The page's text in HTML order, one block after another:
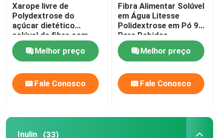
FOS de Fructooligosaccharide
Isomaltooligossacarídeo IMO
Xilooligossacarídeo XOS
Xarope livre de
Polydextrose do
açúcar dietético
solúvel da fibra com
líquido mesmo de
Polydextrose da cor
clara para produtos
livres do açúcar
Melhor preço
Fale Conosco
Fibra Alimentar Solúvel
em Água Litesse
Polidextrose em Pó 90
Para Bebidas
Melhor preço
Fale Conosco
Inulin (33)